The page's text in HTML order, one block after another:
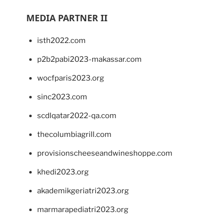
MEDIA PARTNER II
isth2022.com
p2b2pabi2023-makassar.com
wocfparis2023.org
sinc2023.com
scdlqatar2022-qa.com
thecolumbiagrill.com
provisionscheeseandwineshoppe.com
khedi2023.org
akademikgeriatri2023.org
marmarapediatri2023.org